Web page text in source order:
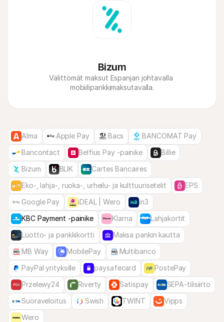
Bizum
Välittömät maksut Espanjan johtavalla
mobiilipankkimaksutavalla.
Alma Apple Pay Bacs
BANCOMAT Pay
Bancontact
Belfius Pay -painike
Billie
Bizum
BLIK
Cartes Bancaires
Eko-, lahja-, ruoka-, urheilu- ja kulttuurisetelit
EPS
Google Pay
iDEAL | Wero
in3
KBC Payment -painike
Klarna
Lahjakortit
Luotto- ja pankkikortti
Maksa pankin kautta
MB Way
MobilePay
Multibanco
PayPal yrityksille
paysafecard
PostePay
Przelewy24
Riverty Satispay
SEPA-tilisiirto
Suoraveloitus
Swish TWINT
Vipps
Wero